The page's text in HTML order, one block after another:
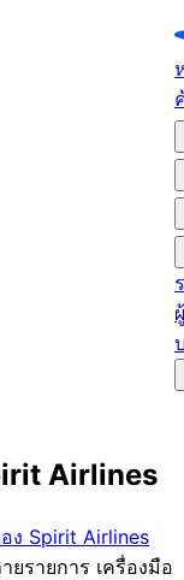
Airlines
ง Spirit Airlines
รายการ เครื่องมือ